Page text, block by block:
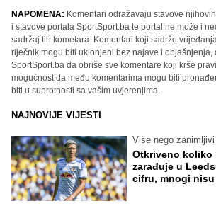
NAPOMENA: Komentari odražavaju stavove
i stavove portala SportSport.ba te portal ne može i
sadržaj tih kometara. Komentari koji sadrže
riječnik mogu biti uklonjeni bez najave i objašnjenja,
SportSport.ba da obriše sve komentare koji krše
mogućnost da među komentarima mogu biti
biti u suprotnosti sa vašim uvjerenjima.
NAJNOVIJE VIJESTI
Više nego zanimljivi
Otkriveno koliko
zarađuje u
cifru, mnogi